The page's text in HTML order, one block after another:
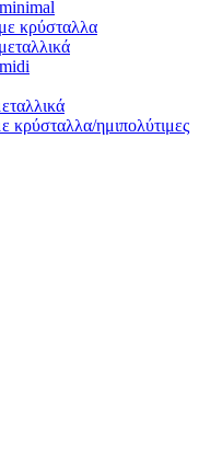
κρύσταλλα
κρύσταλλα/ημιπολύτιμες